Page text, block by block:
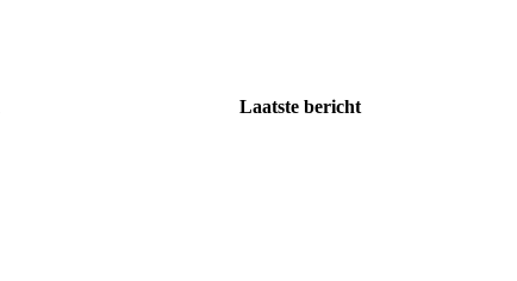
Laatste bericht